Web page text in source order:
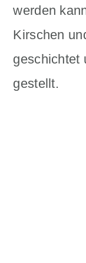
werden
Kirschen
geschichtet
gestellt.